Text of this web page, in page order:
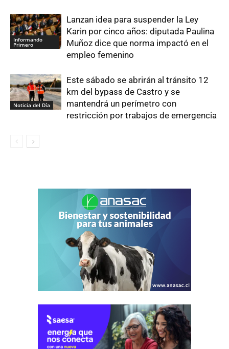
Informando
Primero
Lanzan idea para suspender la Ley
Karin por cinco años: diputada Paulina
Muñoz dice que norma impactó en el
empleo femenino
Noticia del Día
Este sábado se abrirán al tránsito 12
km del bypass de Castro y se
mantendrá un perímetro con
restricción por trabajos de emergencia